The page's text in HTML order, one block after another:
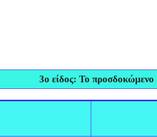
3ο είδος: Το προσδοκώμενο